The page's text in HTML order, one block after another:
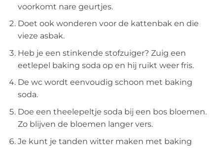
voorkomt nare geurtjes.
Doet ook wonderen voor de kattenbak en die
vieze asbak.
Heb je een stinkende stofzuiger? Zuig een
eetlepel baking soda op en hij ruikt weer fris.
De wc wordt eenvoudig schoon met baking
soda.
Doe een theelepeltje soda bij een bos bloemen.
Zo blijven de bloemen langer vers.
Je kunt je tanden witter maken met baking